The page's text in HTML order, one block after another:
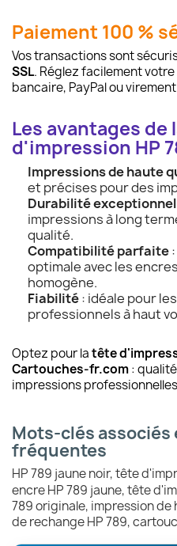
Paiement 100 %
Vos transactions sont
SSL. Réglez facilement
bancaire, PayPal ou
Les avantages de
d'impression HP
Impressions de haute
et précises pour des
Durabilité
impressions à long
qualité.
Compatibilité parfaite
optimale avec les
homogène.
Fiabilité: idéale pour
professionnels à haut
Optez pour latête
Cartouches-fr.com:
impressions
Mots-clés
fréquentes
HP 789 jaune noir, tête
encre HP 789 jaune, tête
789 originale, impression de
de rechange HP 789,